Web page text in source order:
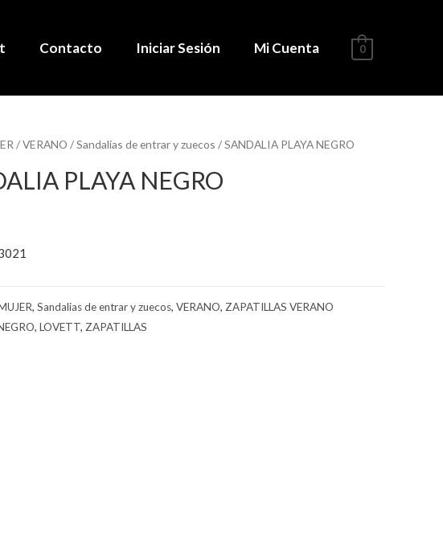
Contacto Iniciar Sesión Mi Cuenta 0
/VERANO /Sandalias de entrar y zuecos / SANDALIA PLAYA NEGRO
PLAYA NEGRO
, Sandalias de entrar y zuecos, VERANO, ZAPATILLAS VERANO
NEGRO, LOVETT, ZAPATILLAS